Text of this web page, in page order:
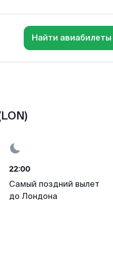
Найти авиабилеты
22:00
Самый поздний вылет
до Лондона